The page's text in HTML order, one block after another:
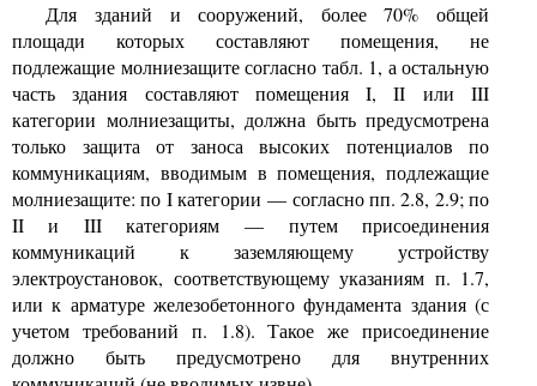
Для зданий и сооружений, более 70% общей
площади которых составляют помещения, не
подлежащие молниезащите согласно табл. 1, а остальную
часть здания составляют помещения I, II или III
категории молниезащиты, должна быть предусмотрена
только защита от заноса высоких потенциалов по
коммуникациям, вводимым в помещения, подлежащие
молниезащите: по I категории — согласно пп. 2.8, 2.9; по
II и IIIкатегориям — путем присоединения
коммуникаций к заземляющему устройству
электроустановок, соответствующему указаниям п. 1.7,
или к арматуре железобетонного фундамента здания (с
учетом требований п. 1.8). Такое же присоединение
должно быть предусмотрено для внутренних